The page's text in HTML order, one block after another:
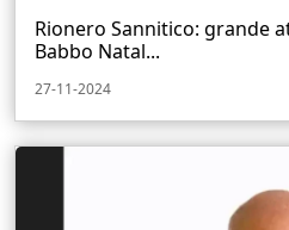
Rionero Sannitico: grande
Babbo Natal...
27-11-2024